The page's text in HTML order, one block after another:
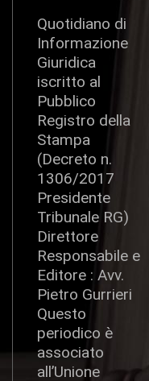
Quotidiano di
Informazione
Giuridica
iscritto al
Pubblico
Registro della
Stampa
(Decreto n.
1306/2017
Presidente
Tribunale RG)
Direttore
Responsabile e
Editore : Avv.
Pietro Gurrieri
Questo
periodico è
associato
all’Unione